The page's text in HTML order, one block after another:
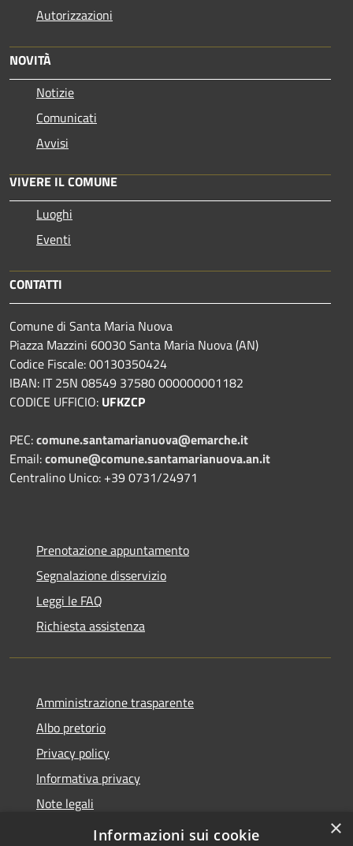
Autorizzazioni
NOVITÀ
Notizie
Comunicati
Avvisi
VIVERE IL COMUNE
Luoghi
Eventi
CONTATTI
Comune di Santa Maria Nuova
Piazza Mazzini 60030 Santa Maria Nuova (AN)
Codice Fiscale: 00130350424
IBAN: IT 25N 08549 37580 000000001182
CODICE UFFICIO: UFKZCP
PEC:comune.santamarianuova@emarche.it
Email:comune@comune.santamarianuova.an.it
Centralino Unico: +39 0731/24971
Prenotazione appuntamento
Segnalazione disservizio
Leggi le FAQ
Richiesta assistenza
Amministrazione trasparente
Albo pretorio
Privacy policy
Informativa privacy
Note legali
Dichiarazione di accessibilità
×
Informazioni sui cookie